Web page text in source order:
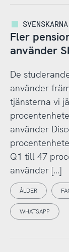
Fler
använder
De
använder
tjänsterna vi
använder
Q1 till 47
använder […]
ÅLDER
WHATSAPP